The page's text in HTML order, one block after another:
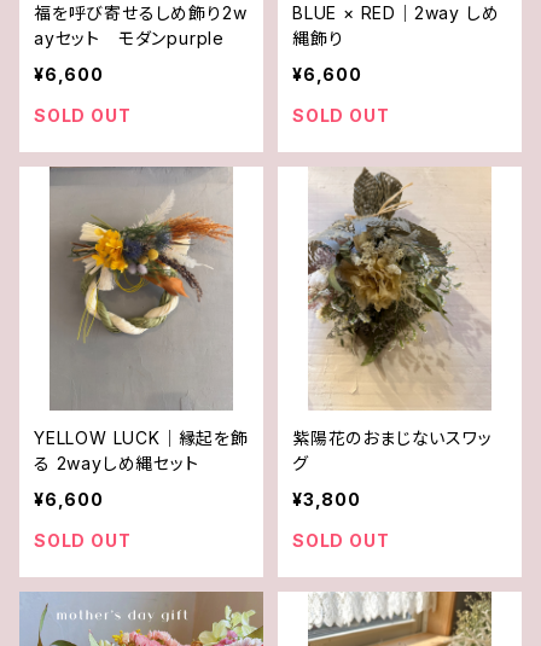
福を呼び寄せるしめ飾り2w
ayセット モダンpurple
¥6,600
SOLD OUT
BLUE × RED｜2way しめ
縄飾り
¥6,600
SOLD OUT
YELLOW LUCK｜縁起を飾
る 2wayしめ縄セット
¥6,600
SOLD OUT
紫陽花のおまじないスワッ
グ
¥3,800
SOLD OUT